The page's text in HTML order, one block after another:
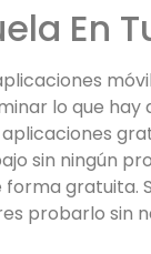
En
lo que
sin ningún
probarlo